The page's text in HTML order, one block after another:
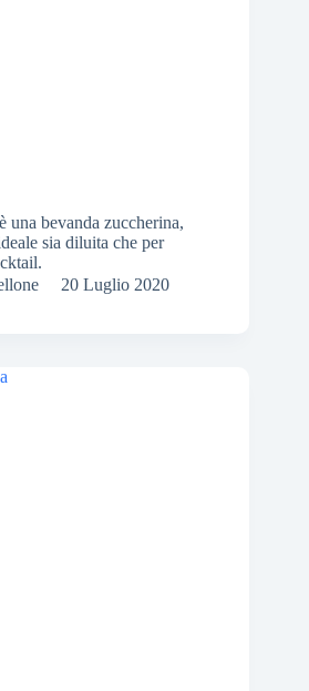
una bevanda zuccherina,
sia diluita che per
20 Luglio 2020